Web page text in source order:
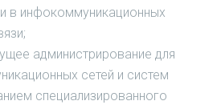
в инфокоммуникационных
администрирование для
сетей и систем
специализированного